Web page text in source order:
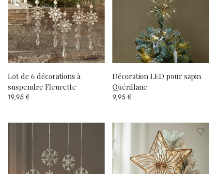
Lot de 6 décorations à
suspendre Fleurette
19,95 €
Décoration LED pour sapin
Quérillane
9,95 €